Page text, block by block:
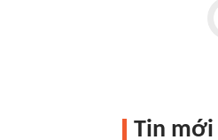
Tin mới